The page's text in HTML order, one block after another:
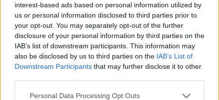
interest-based ads based on personal information utilized by
us or personal information disclosed to third parties prior to
your opt-out. You may separately opt-out of the further
disclosure of your personal information by third parties on the
IAB’s list of downstream participants. This information may
also be disclosed by us to third parties on the IAB’s List of
Downstream Participants that may further disclose it to other
Please note that this website/app uses one or more Google
Personal Data Processing Opt Outs
análisis de datos. Plataformas como HubSpot
ofrecen funcionalidades que permiten segmentar
audiencias y personalizar campañas. Esto es
crucial para optimizar elfunnel de conversión. En
la actualidad, el marketing es una ciencia, y las